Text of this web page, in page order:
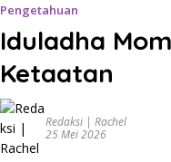
Pengetahuan
Iduladha
Ketaatan
Redaksi | Rachel
25 Mei 2026